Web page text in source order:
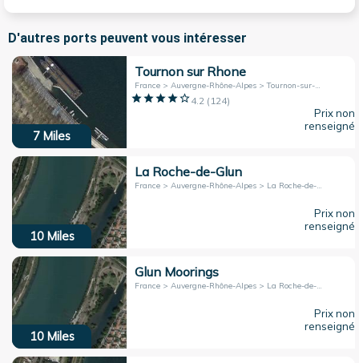
D'autres ports peuvent vous intéresser
7 Miles
Tournon sur Rhone
France > Auvergne-Rhône-Alpes > Tournon-sur-Rhône
4.2( 124)
Prix non
renseigné
10 Miles
La Roche-de-Glun
France > Auvergne-Rhône-Alpes > La Roche-de-Glun
Prix non
renseigné
10 Miles
Glun Moorings
France > Auvergne-Rhône-Alpes > La Roche-de-Glun
Prix non
renseigné